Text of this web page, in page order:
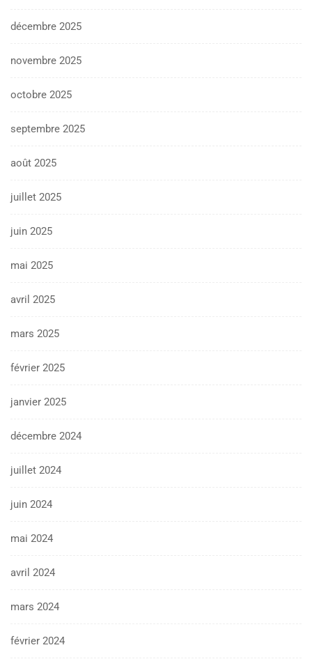
décembre 2025
novembre 2025
octobre 2025
septembre 2025
août 2025
juillet 2025
juin 2025
mai 2025
avril 2025
mars 2025
février 2025
janvier 2025
décembre 2024
juillet 2024
juin 2024
mai 2024
avril 2024
mars 2024
février 2024